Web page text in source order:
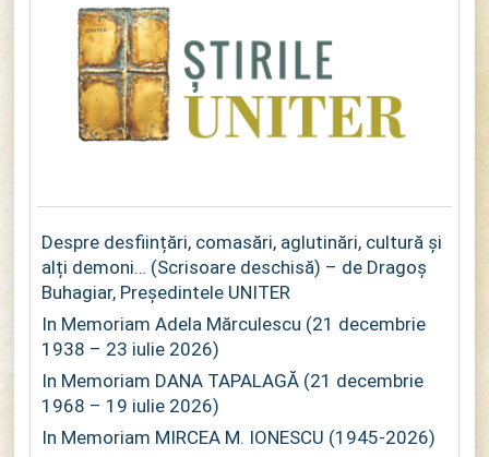
Despre desființări, comasări, aglutinări, cultură și
alți demoni… (Scrisoare deschisă) – de Dragoș
Buhagiar, Președintele UNITER
In Memoriam Adela Mărculescu (21 decembrie
1938 – 23 iulie 2026)
In Memoriam DANA TAPALAGĂ (21 decembrie
1968 – 19 iulie 2026)
In Memoriam MIRCEA M. IONESCU (1945-2026)